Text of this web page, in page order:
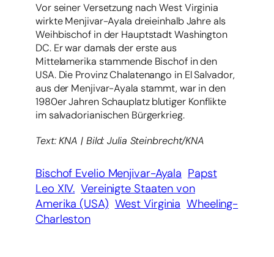
Vor seiner Versetzung nach West Virginia
wirkte Menjivar-Ayala dreieinhalb Jahre als
Weihbischof in der Hauptstadt Washington
DC. Er war damals der erste aus
Mittelamerika stammende Bischof in den
USA. Die Provinz Chalatenango in El Salvador,
aus der Menjivar-Ayala stammt, war in den
1980er Jahren Schauplatz blutiger Konflikte
im salvadorianischen Bürgerkrieg.
Text: KNA | Bild: Julia Steinbrecht/KNA
Bischof Evelio Menjivar-Ayala Papst
Leo XIV. Vereinigte Staaten von
Amerika (USA) West Virginia Wheeling-
Charleston